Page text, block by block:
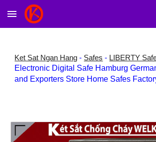
Skip to main content
Ket Sat Ngan Hang - Safes - LIBERTY
Electronic Digital Safe Hamburg
and Exporters Store Home Safes